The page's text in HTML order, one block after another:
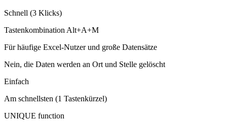
Schnell (3 Klicks)
Tastenkombination Alt+A+M
Für häufige Excel-Nutzer und große Datensätze
Nein, die Daten werden an Ort und Stelle gelöscht
Einfach
Am schnellsten (1 Tastenkürzel)
UNIQUE function